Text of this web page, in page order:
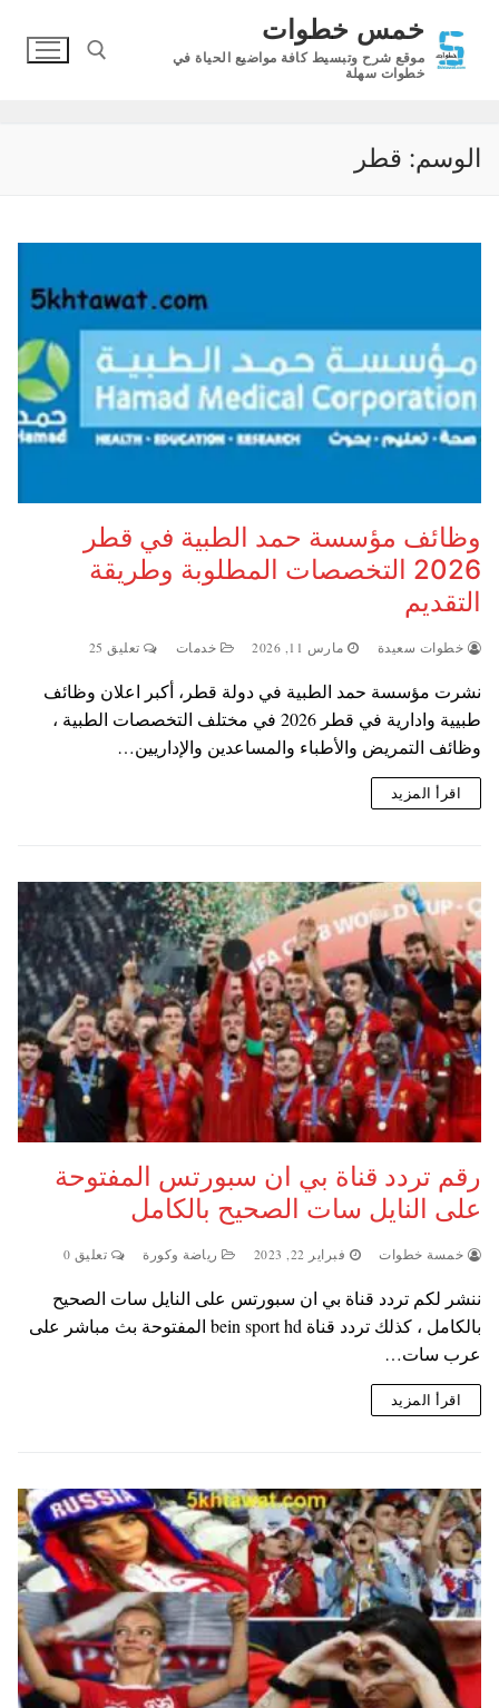
المحتوى
خمس خطوات
موقع شرح وتبسيط كافة مواضيع الحياة في
خطوات سهلة
الوسم: قطر
وظائف مؤسسة حمد الطبية في قطر
2026 التخصصات المطلوبة وطريقة
التقديم
خطوات سعيدة مارس 11, 2026 خدمات تعليق 25
نشرت مؤسسة حمد الطبية في دولة قطر، أكبر اعلان وظائف
طبيية وادارية في قطر 2026 في مختلف التخصصات الطبية ،
وظائف التمريض والأطباء والمساعدين والإداريين…
اقرأ المزيد
رقم تردد قناة بي ان سبورتس المفتوحة
على النايل سات الصحيح بالكامل
خمسة خطوات فبراير 22, 2023 رياضة وكورة تعليق 0
ننشر لكم تردد قناة بي ان سبورتس على النايل سات الصحيح
بالكامل ، كذلك تردد قناة bein sport hd المفتوحة بث مباشر على
عرب سات…
اقرأ المزيد